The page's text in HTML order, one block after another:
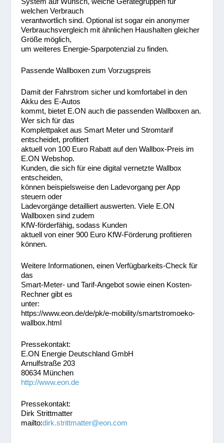
welchen Verbrauch
verantwortlich sind. Optional ist sogar ein anonymer
Verbrauchsvergleich mit ähnlichen Haushalten gleicher
Größe möglich,
um weiteres Energie-Sparpotenzial zu finden.
Passende Wallboxen zum Vorzugspreis
Damit der Fahrstrom sicher und komfortabel in den
Akku des E-Autos
kommt, bietet E.ON auch die passenden Wallboxen an.
Wer sich für das
Komplettpaket aus Smart Meter und Stromtarif
entscheidet, profitiert
aktuell von 100 Euro Rabatt auf den Wallbox-Preis im
E.ON Webshop.
Kunden, die sich für eine digital vernetzte Wallbox
entscheiden,
können beispielsweise den Ladevorgang per App
steuern oder
Ladevorgänge detailliert auswerten. Viele E.ON
Wallboxen sind zudem
KfW-förderfähig, sodass Kunden
aktuell von einer 900 Euro KfW-Förderung profitieren
können.
Weitere Informationen, einen Verfügbarkeits-Check für
das
Smart-Meter- und Tarif-Angebot sowie einen Kosten-
Rechner gibt es
unter:
https://www.eon.de/de/pk/e-mobility/smartstromoeko-
wallbox.html
Pressekontakt:
E.ON Energie Deutschland GmbH
Arnulfstraße 203
80634 München
http://www.eon.de
Pressekontakt:
Dirk Strittmatter
mailto:dirk.strittmatter@eon.com